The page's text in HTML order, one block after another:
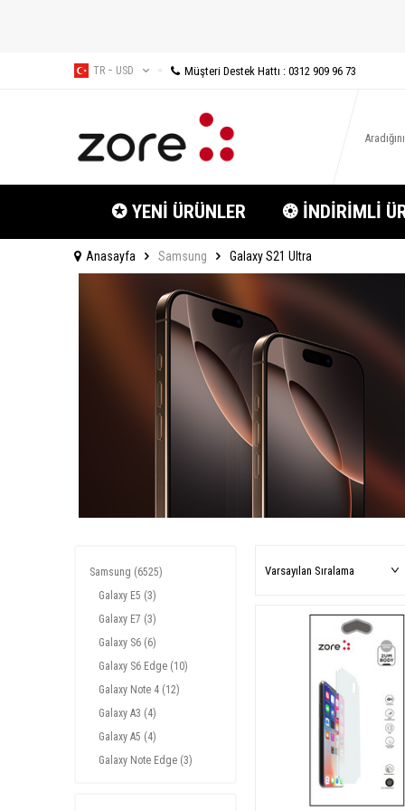
TR − USD Müşteri Destek Hattı : 0312 909 96 73
✪ YENİ ÜRÜNLER ❂ İNDİRİMLİ
Anasayfa Samsung Galaxy S21 Ultra
Samsung (6525)
Galaxy E5 (3)
Galaxy E7 (3)
Galaxy S6 (6)
Galaxy S6 Edge (10)
Galaxy Note 4 (12)
Galaxy A3 (4)
Galaxy A5 (4)
Galaxy Note Edge (3)